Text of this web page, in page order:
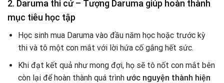
2. Daruma thi cử – Tượng Daruma giúp hoàn thành
mục tiêu học tập
Học sinh mua Daruma vào đầu năm học hoặc trước kỳ
thi và tô một con mắt với lời hứa cố gắng hết sức.
Khi đạt kết quả như mong đợi, họ sẽ tô nốt con mắt bên
còn lại để hoàn thành quá trình ước nguyện thành hiện